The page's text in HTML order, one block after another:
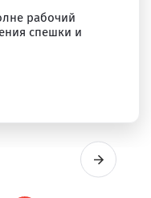
рабочий
спешки и